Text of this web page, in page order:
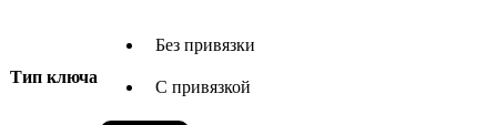
Тип ключа
Без привязки
С привязкой